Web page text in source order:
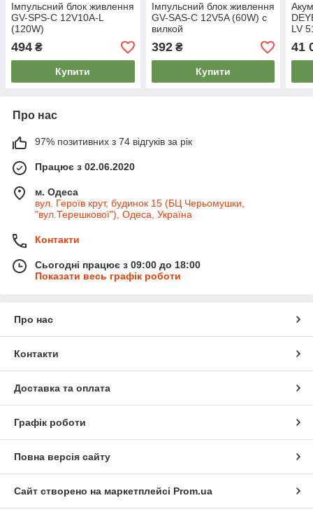
Імпульсний блок живлення
GV-SPS-C 12V10A-L
(120W)
494 ₴
Купити
Імпульсний блок живлення
GV-SAS-C 12V5A (60W) с
вилкой
392₴
Купити
LV
41
Про нас
97% позитивних з 74 відгуків за рік
Працює з 02.06.2020
м. Одеса
вул. Героїв крут, будинок 15 (БЦ Черьомушки,
"вул.Терешкової"), Одеса, Україна
Контакти
Сьогодні працює з 09:00 до 18:00
Показати весь графік роботи
Про нас
Контакти
Доставка та оплата
Графік роботи
Повна версія сайту
Сайт створено на маркетплейсі Prom.ua